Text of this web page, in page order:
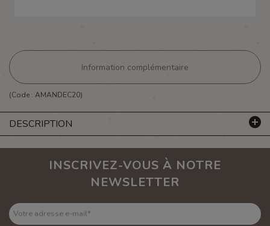
Information complémentaire
(Code : AMANDEC20)
DESCRIPTION
INSCRIVEZ-VOUS À NOTRE
NEWSLETTER
Votre adresse e-mail*